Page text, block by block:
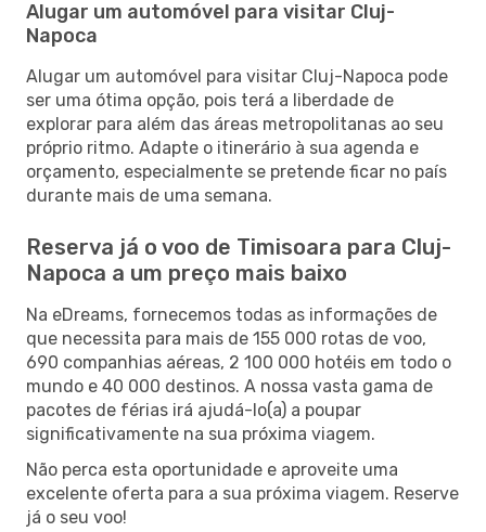
Alugar um automóvel para visitar Cluj-
Napoca
Alugar um automóvel para visitar Cluj-Napoca pode
ser uma ótima opção, pois terá a liberdade de
explorar para além das áreas metropolitanas ao seu
próprio ritmo. Adapte o itinerário à sua agenda e
orçamento, especialmente se pretende ficar no país
durante mais de uma semana.
Reserva já o voo de Timisoara para Cluj-
Napoca a um preço mais baixo
Na eDreams, fornecemos todas as informações de
que necessita para mais de 155 000 rotas de voo,
690 companhias aéreas, 2 100 000 hotéis em todo o
mundo e 40 000 destinos. A nossa vasta gama de
pacotes de férias irá ajudá-lo(a) a poupar
significativamente na sua próxima viagem.
Não perca esta oportunidade e aproveite uma
excelente oferta para a sua próxima viagem. Reserve
já o seu voo!